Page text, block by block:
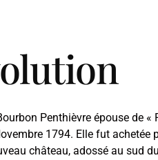
Penthièvre épouse de
1794. Elle fut achetée
château, adossé au sud